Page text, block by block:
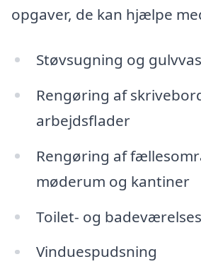
opgaver, de kan hjælpe
Støvsugning og
Rengøring af
arbejdsflader
Rengøring af
møderum og kantiner
Toilet- og
Vinduespudsning